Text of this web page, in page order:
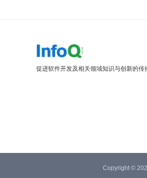
促进软件开发及相关领域知识与创新的传
Copyright ©